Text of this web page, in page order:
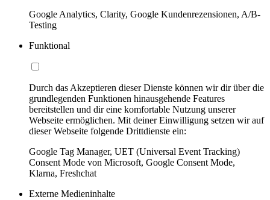
Google Analytics, Clarity, Google Kundenrezensionen, A/B-
Testing
Funktional
Durch das Akzeptieren dieser Dienste können wir dir über die
grundlegenden Funktionen hinausgehende Features
bereitstellen und dir eine komfortable Nutzung unserer
Webseite ermöglichen. Mit deiner Einwilligung setzen wir auf
dieser Webseite folgende Drittdienste ein:
Google Tag Manager, UET (Universal Event Tracking)
Consent Mode von Microsoft, Google Consent Mode,
Klarna, Freshchat
Externe Medieninhalte